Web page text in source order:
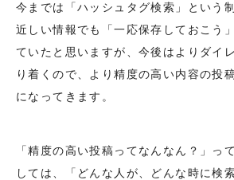
今までは「ハッシュタグ検索」という
近しい情報でも「一応保存しておこう
ていたと思いますが、今後はよりダイ
り着くので、より精度の高い内容の投
になってきます。
「精度の高い投稿ってなんなん？」っ
しては、「どんな人が、どんな時に検